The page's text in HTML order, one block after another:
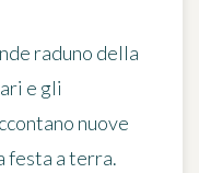
raduno della
e gli
nuove
festa a terra.